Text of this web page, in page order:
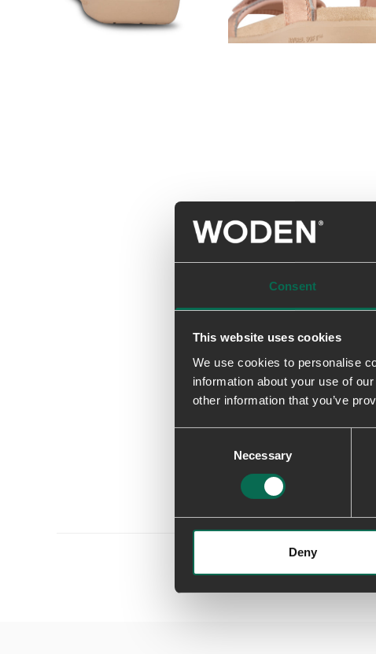
Consent
This website uses cookies
We use cookies to personalise
information about your use of
other information that you’ve
Necessary
Deny